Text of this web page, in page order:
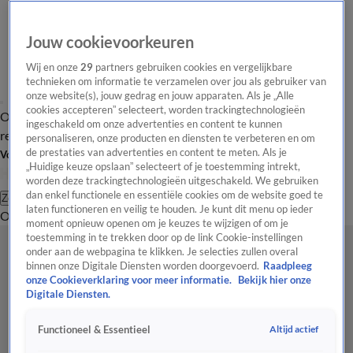
Overzicht Laatste nieuws Regionieuws Het beste van Hart
Tip de
redactie
Volg Hart van Nederland
Zoeken
OverzichtRegioUitzendingenWeerTip de redactiePanelVideo's
Jouw cookievoorkeuren
Wij en onze29 partners gebruiken cookies en vergelijkbare
technieken om informatie te verzamelen over jou als gebruiker van
onze website(s), jouw gedrag en jouw apparaten. Als je „Alle
cookies accepteren” selecteert, worden trackingtechnologieën
ingeschakeld om onze advertenties en content te kunnen
personaliseren, onze producten en diensten te verbeteren en om
de prestaties van advertenties en content te meten. Als je
„Huidige keuze opslaan” selecteert of je toestemming intrekt,
worden deze trackingtechnologieën uitgeschakeld. We gebruiken
dan enkel functionele en essentiële cookies om de website goed te
laten functioneren en veilig te houden. Je kunt dit menu op ieder
moment opnieuw openen om je keuzes te wijzigen of om je
toestemming in te trekken door op de link Cookie-instellingen
onder aan de webpagina te klikken. Je selecties zullen overal
binnen onze Digitale Diensten worden doorgevoerd. Raadpleeg
onze Cookieverklaring voor meer informatie.
Bekijk hier onze
Digitale Diensten.
Functioneel & Essentieel Altijd actief